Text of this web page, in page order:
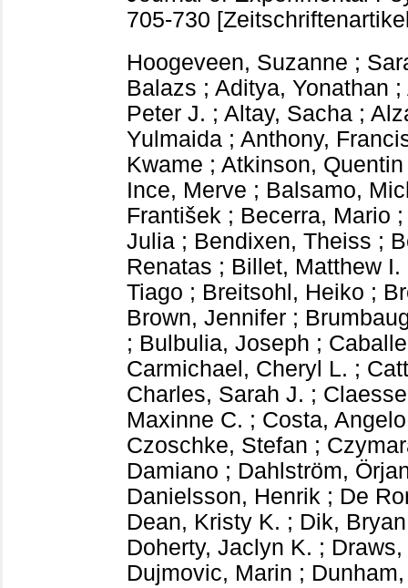
705-730
Hoogeveen, Suzanne ;
Balazs ; Aditya, Yonathan ;
Peter J. ; Altay, Sacha ;
Yulmaida ; Anthony,
Kwame ; Atkinson, Quentin
Ince, Merve ; Balsamo,
František ; Becerra, Mario
Julia ; Bendixen, Theiss ;
Renatas ; Billet, Matthew I.
Tiago ; Breitsohl, Heiko ;
Brown, Jennifer ;
; Bulbulia, Joseph ;
Carmichael, Cheryl L. ;
Charles, Sarah J. ;
Maxinne C. ; Costa,
Czoschke, Stefan ;
Damiano ; Dahlström,
Danielsson, Henrik ; De
Dean, Kristy K. ; Dik,
Doherty, Jaclyn K. ; Draws,
Dujmovic, Marin ;